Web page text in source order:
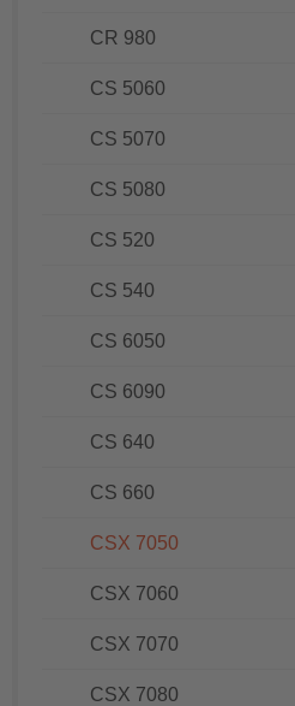
CR 980
CS 5060
CS 5070
CS 5080
CS 520
CS 540
CS 6050
CS 6090
CS 640
CS 660
CSX 7050
CSX 7060
CSX 7070
CSX 7080